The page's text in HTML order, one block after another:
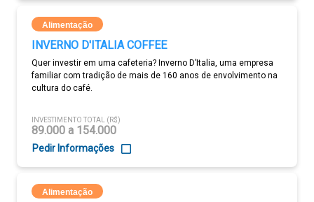
Alimentação
INVERNO D'ITALIA COFFEE
Quer investir em uma cafeteria? Inverno D’Italia, uma empresa
familiar com tradição de mais de 160 anos de envolvimento na
cultura do café.
INVESTIMENTO TOTAL (R$)
89.000 a 154.000
Pedir Informações
Alimentação